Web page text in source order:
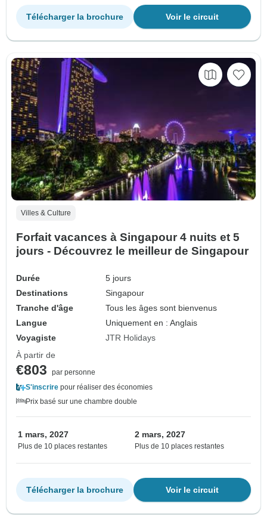
Voir le circuit
Télécharger la brochure
Villes & Culture
Forfait vacances à Singapour 4 nuits et 5
jours - Découvrez le meilleur de Singapour
Durée
5 jours
Destinations
Singapour
Tranche d'âge
Tous les âges sont bienvenus
Langue
Uniquement en : Anglais
Voyagiste
JTR Holidays
À partir de
€803
par personne
S'inscrire pour réaliser des économies
Prix basé sur une chambre double
1 mars, 2027
Plus de 10 places restantes
2 mars, 2027
Plus de 10 places restantes
Voir le circuit
Télécharger la brochure